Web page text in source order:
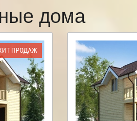
дома
ПРОДАЖ